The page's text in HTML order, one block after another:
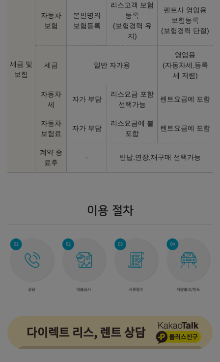
세금 및
보험
자동차
보험
본인명의
보험등록
리스고객 보험
등록
(보험경력 유
지)
렌트사 영업용
보험등록
(보험경력 단절)
세금 일반 자가용
영업용
(자동차세,등록
세 저렴)
자동차
세
자가 부담
리스요금 포함
선택가능
렌트요금에 포함
자동차
보험료
자가 부담
리스요금에 불
포함
렌트요금에 포함
계약 종
료후
- 반납,연장,재구매 선택가능
이용 절차